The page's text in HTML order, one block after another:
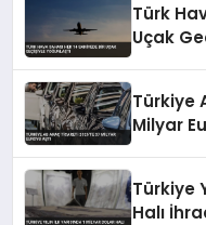
Türk
Uçak
Türkiye
Milyar
Türkiye
Halı